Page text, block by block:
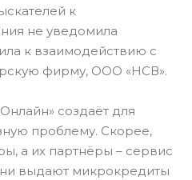
к
не уведомила
к взаимодействию с
фирму, ООО «НСВ».
создаёт для
проблему. Скорее,
а их партнёры – сервис
выдают микрокредиты